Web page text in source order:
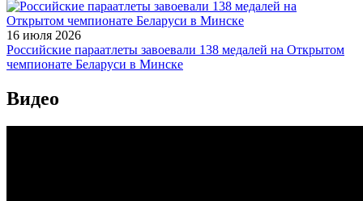
16 июля 2026
Российские параатлеты завоевали 138 медалей на Открытом
чемпионате Беларуси в Минске
Видео